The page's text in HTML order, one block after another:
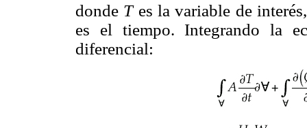
donde Tes la variable de
es el tiempo. Integrando la
diferencial: